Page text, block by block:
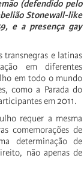
(defendido pelo
Stonewall-like
e a presença gay
transnegras e latinas
em diferentes
em todo o mundo
como a Parada do
em 2011.
requer a mesma
comemorações de
determinação de
não apenas de